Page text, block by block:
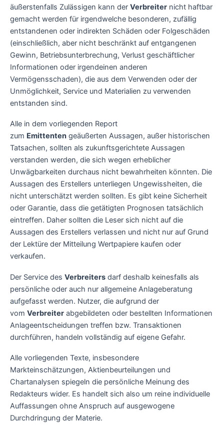
äußerstenfalls Zulässigen kann der Verbreiter nicht haftbar
gemacht werden für irgendwelche besonderen, zufällig
entstandenen oder indirekten Schäden oder Folgeschäden
(einschließlich, aber nicht beschränkt auf entgangenen
Gewinn, Betriebsunterbrechung, Verlust geschäftlicher
Informationen oder irgendeinen anderen
Vermögensschaden), die aus dem Verwenden oder der
Unmöglichkeit, Service und Materialien zu verwenden
entstanden sind.
Alle in dem vorliegenden Report
zum Emittenten geäußerten Aussagen, außer historischen
Tatsachen, sollten als zukunftsgerichtete Aussagen
verstanden werden, die sich wegen erheblicher
Unwägbarkeiten durchaus nicht bewahrheiten könnten. Die
Aussagen des Erstellers unterliegen Ungewissheiten, die
nicht unterschätzt werden sollten. Es gibt keine Sicherheit
oder Garantie, dass die getätigten Prognosen tatsächlich
eintreffen. Daher sollten die Leser sich nicht auf die
Aussagen des Erstellers verlassen und nicht nur auf Grund
der Lektüre der Mitteilung Wertpapiere kaufen oder
verkaufen.
Der Service des Verbreiters darf deshalb keinesfalls als
persönliche oder auch nur allgemeine Anlageberatung
aufgefasst werden. Nutzer, die aufgrund der
vom Verbreiter abgebildeten oder bestellten Informationen
Anlageentscheidungen treffen bzw. Transaktionen
durchführen, handeln vollständig auf eigene Gefahr.
Alle vorliegenden Texte, insbesondere
Markteinschätzungen, Aktienbeurteilungen und
Chartanalysen spiegeln die persönliche Meinung des
Redakteurs wider. Es handelt sich also um reine individuelle
Auffassungen ohne Anspruch auf ausgewogene
Durchdringung der Materie.